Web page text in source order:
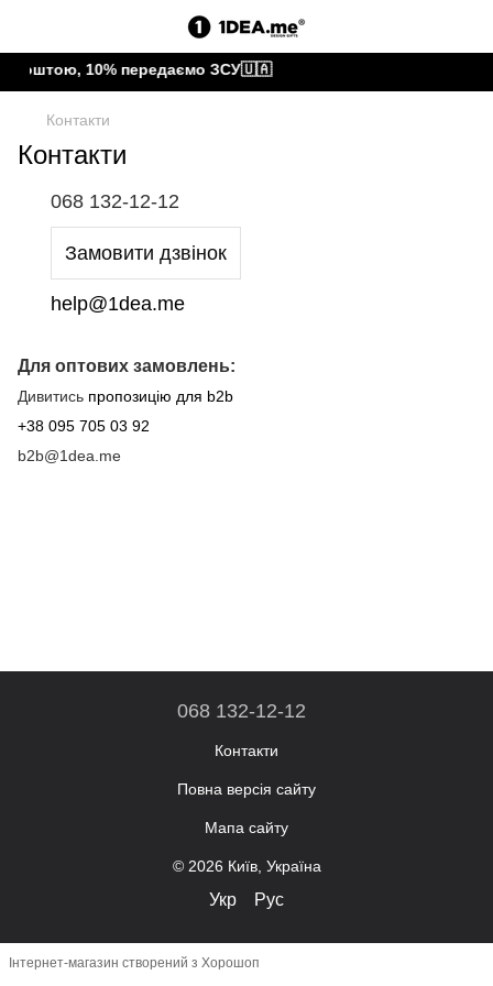
Поштою, 10% передаємо ЗСУ🇺🇦
Контакти
Контакти
068 132-12-12
Замовити дзвінок
help@1dea.me
Для оптових замовлень:
Дивитись пропозицію для b2b
+38 095 705 03 92
b2b@1dea.me
068 132-12-12
Контакти
Повна версія сайту
Мапа сайту
© 2026 Київ, Україна
Укр Рус
Інтернет-магазин створений з Хорошоп